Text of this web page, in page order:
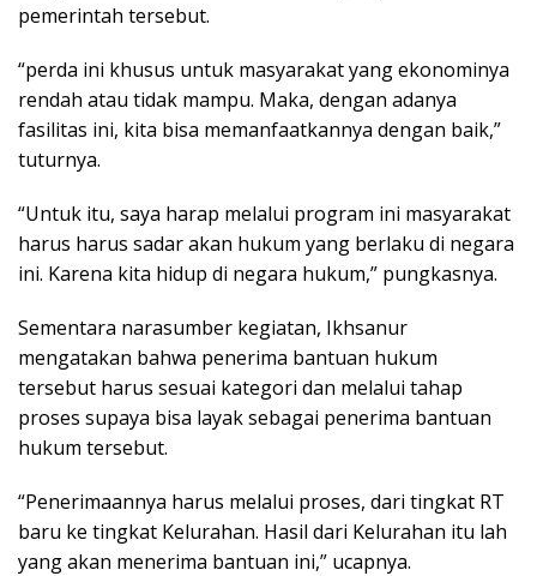
pemerintah tersebut.
“perda ini khusus untuk masyarakat yang ekonominya
rendah atau tidak mampu. Maka, dengan adanya
fasilitas ini, kita bisa memanfaatkannya dengan baik,”
tuturnya.
“Untuk itu, saya harap melalui program ini masyarakat
harus harus sadar akan hukum yang berlaku di negara
ini. Karena kita hidup di negara hukum,” pungkasnya.
Sementara narasumber kegiatan, Ikhsanur
mengatakan bahwa penerima bantuan hukum
tersebut harus sesuai kategori dan melalui tahap
proses supaya bisa layak sebagai penerima bantuan
hukum tersebut.
“Penerimaannya harus melalui proses, dari tingkat RT
baru ke tingkat Kelurahan. Hasil dari Kelurahan itu lah
yang akan menerima bantuan ini,” ucapnya.